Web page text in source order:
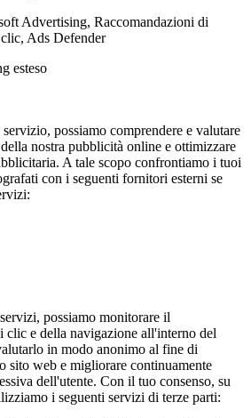
Advertising, Raccomandazioni di
Ads Defender
esteso
possiamo comprendere e valutare
nostra pubblicità online e ottimizzare
A tale scopo confrontiamo i tuoi
con i seguenti fornitori esterni se
possiamo monitorare il
clic e della navigazione all'interno del
in modo anonimo al fine di
sito web e migliorare continuamente
dell'utente. Con il tuo consenso, su
i seguenti servizi di terze parti: